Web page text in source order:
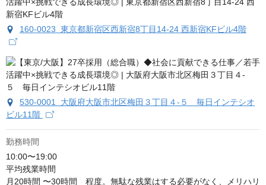
160-0023 東京都新宿区西新宿8丁目14-24 西新宿KFビル4階
530-0001 大阪府大阪市北区梅田３丁目４-５ 毎日インテシオ
ビル11階
勤務時間
10:00〜19:00
平均残業時間
月20時間 〜30時間　程度。無駄な残業はする必要がなく、メリハリ